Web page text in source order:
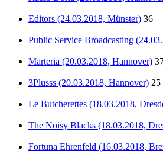
Editors (24.03.2018, Münster) 36
Public Service Broadcasting
Marteria (20.03.2018, Hannover)
3Plusss (20.03.2018, Hannover) 25
Le Butcherettes (18.03.2018,
The Noisy Blacks (18.03.2018,
Fortuna Ehrenfeld (16.03.2018,